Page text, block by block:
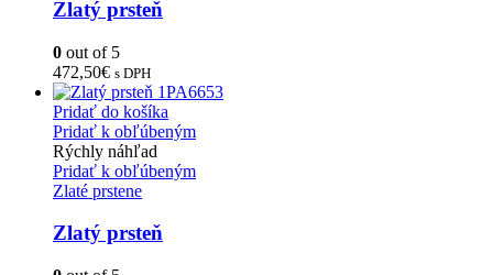
Zlatý prsteň
0 out of 5
472,50€ s DPH
Pridať do košíka
Pridať k obľúbeným
Rýchly náhľad
Pridať k obľúbeným
Zlaté prstene
Zlatý prsteň